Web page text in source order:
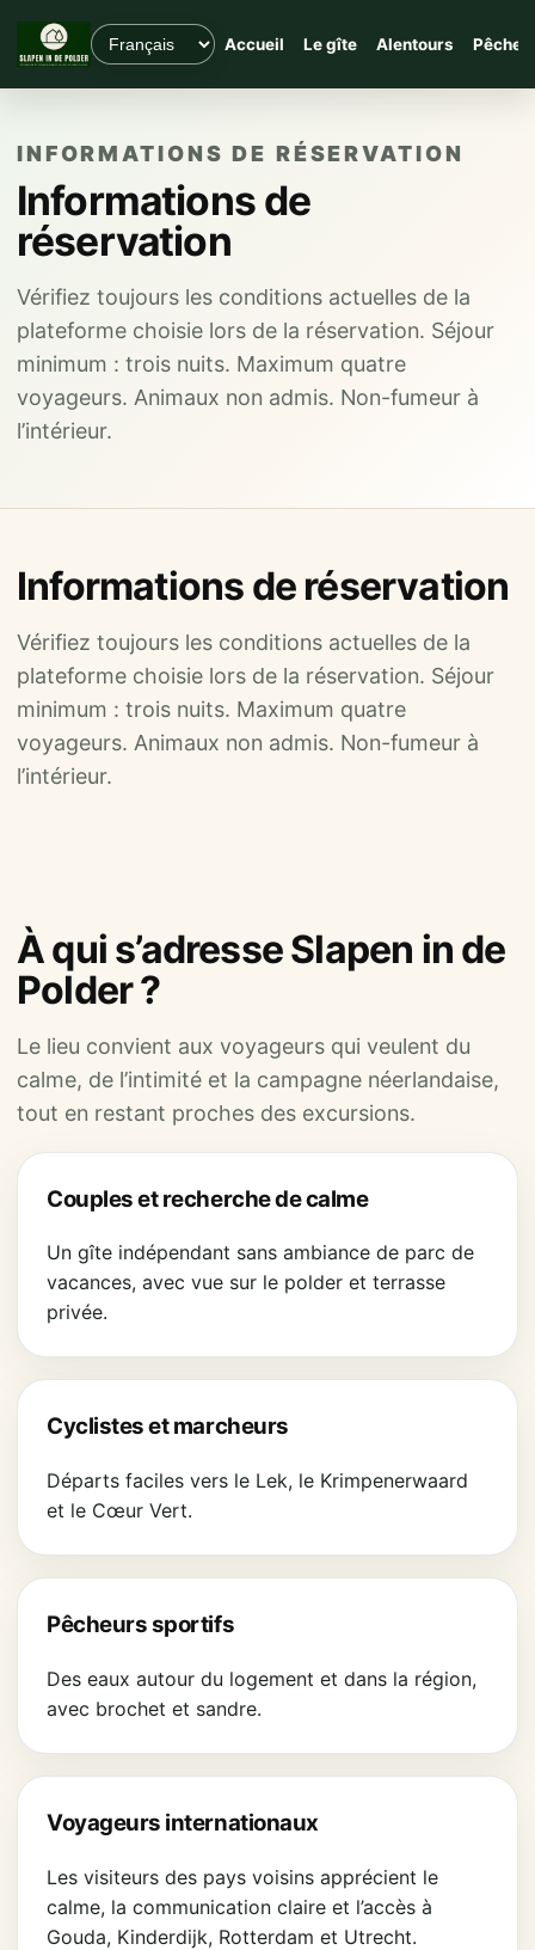
Accueil Le gîte Alentours Pêche
INFORMATIONS DE RÉSERVATION
Informations de
réservation
Vérifiez toujours les conditions actuelles de la
plateforme choisie lors de la réservation. Séjour
minimum : trois nuits. Maximum quatre
voyageurs. Animaux non admis. Non-fumeur à
l’intérieur.
Informations de réservation
Vérifiez toujours les conditions actuelles de la
plateforme choisie lors de la réservation. Séjour
minimum : trois nuits. Maximum quatre
voyageurs. Animaux non admis. Non-fumeur à
l’intérieur.
À qui s’adresse Slapen in de
Polder ?
Le lieu convient aux voyageurs qui veulent du
calme, de l’intimité et la campagne néerlandaise,
tout en restant proches des excursions.
Couples et recherche de calme
Un gîte indépendant sans ambiance de parc de
vacances, avec vue sur le polder et terrasse
privée.
Cyclistes et marcheurs
Départs faciles vers le Lek, le Krimpenerwaard
et le Cœur Vert.
Pêcheurs sportifs
Des eaux autour du logement et dans la région,
avec brochet et sandre.
Voyageurs internationaux
Les visiteurs des pays voisins apprécient le
calme, la communication claire et l’accès à
Gouda, Kinderdijk, Rotterdam et Utrecht.